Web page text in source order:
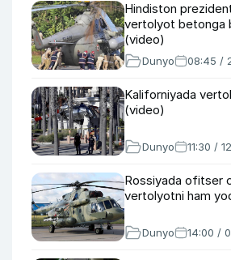
Hindiston
vertolyot betonga
(video)
Dunyo 08:45 /
Kaliforniyada
(video)
Dunyo 11:30 /
Rossiyada ofitser
vertolyotni ham
Dunyo 14:00 /